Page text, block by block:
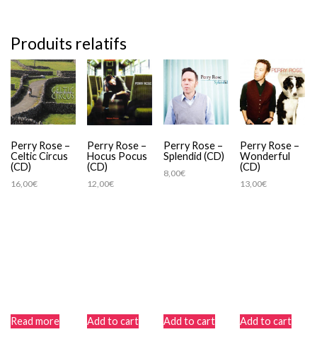
Produits relatifs
Perry Rose –
Celtic Circus
(CD)
16,00€
Read more
Perry Rose –
Hocus Pocus
(CD)
12,00€
Add to cart
Perry Rose –
Splendid (CD)
8,00€
Add to cart
Perry Rose –
Wonderful
(CD)
13,00€
Add to cart